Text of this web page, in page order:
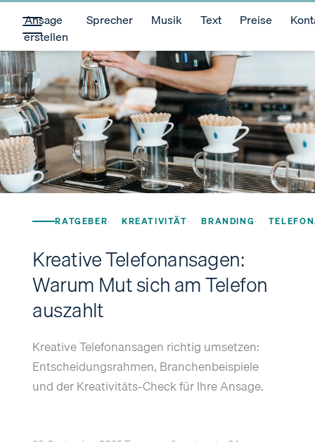
Ansage
erstellen
Sprecher Musik Text Preise
RATGEBER KREATIVITÄT BRANDING
Kreative Telefonansagen:
Warum Mut sich am Telefon
auszahlt
Kreative Telefonansagen richtig umsetzen:
Entscheidungsrahmen, Branchenbeispiele
und der Kreativitäts-Check für Ihre Ansage.